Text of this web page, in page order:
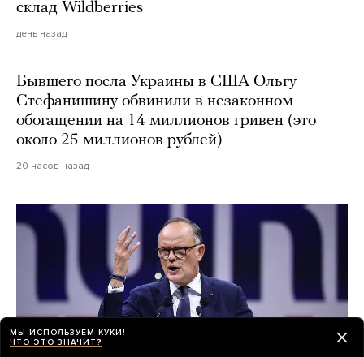
склад Wildberries
день назад
Бывшего посла Украины в США Ольгу
Стефанишину обвинили в незаконном
обогащении на 14 миллионов гривен (это
около 25 миллионов рублей)
20 часов назад
МЫ ИСПОЛЬЗУЕМ КУКИ!
ЧТО ЭТО ЗНАЧИТ?